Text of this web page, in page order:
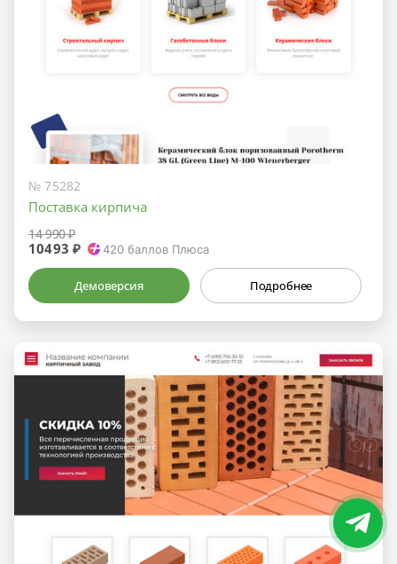
№ 75282
Поставка кирпича
14 990 ₽
10493 ₽ 420 баллов Плюса
Демоверсия Подробнее